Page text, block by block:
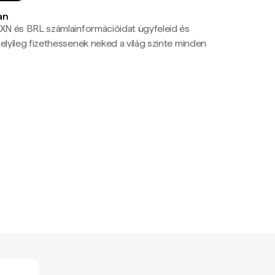
és BRL számlainformációidat ügyfeleid és
fizethessenek neked a világ szinte minden